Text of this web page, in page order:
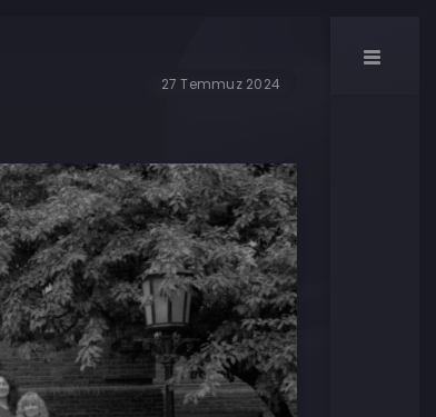
27 Temmuz 2024